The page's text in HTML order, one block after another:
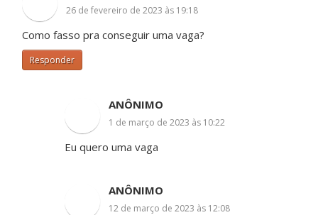
26 de fevereiro de 2023 às 19:18
Como fasso pra conseguir uma vaga?
Responder
ANÔNIMO
1 de março de 2023 às 10:22
Eu quero uma vaga
ANÔNIMO
12 de março de 2023 às 12:08